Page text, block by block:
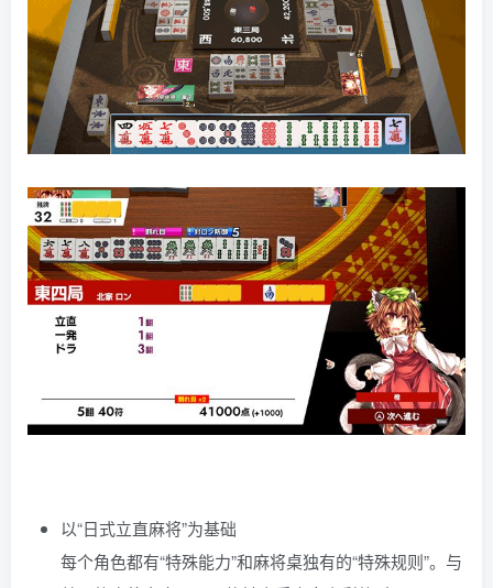
以“日式立直麻将”为基础
每个角色都有“特殊能力”和麻将桌独有的“特殊规则”。与